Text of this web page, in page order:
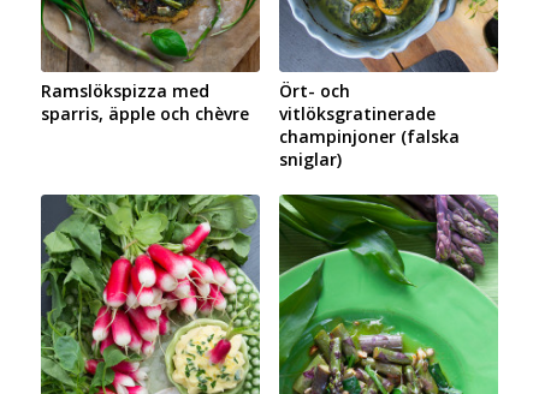
Ramslökspizza med
sparris, äpple och chèvre
Ört- och
vitlöksgratinerade
champinjoner (falska
sniglar)